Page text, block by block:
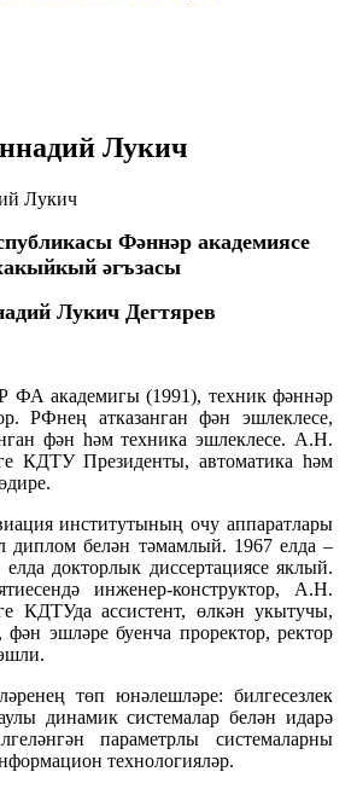
Лукич
Фәннәр академиясе
әгъзасы
Лукич Дегтярев
ФА академигы (1991), техник фәннәр
РФнең атказанган фән эшлеклесе,
фән һәм техника эшлеклесе. А.Н.
КДТУ Президенты, автоматика һәм
институтының очу аппаратлары
диплом белән тәмамлый. 1967 елда –
докторлык диссертациясе яклый.
инженер-конструктор, А.Н.
КДТУда ассистент, өлкән укытучы,
фән эшләре буенча проректор, ректор
төп юнәлешләре: билгесезлек
динамик системалар белән идарә
параметрлы системаларны
технологияләр.